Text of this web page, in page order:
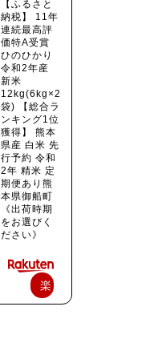
【ふるさと
納税】 11年
連続最高評
価特A受賞
ひのひかり
令和2年産
新米
12kg(6kg×2
袋) 【総合ラ
ンキング1位
獲得】 熊本
県産 白米 先
行予約 令和
2年 精米 定
期便あり熊
本県御船町
《出荷時期
をお選びく
ださい》
楽